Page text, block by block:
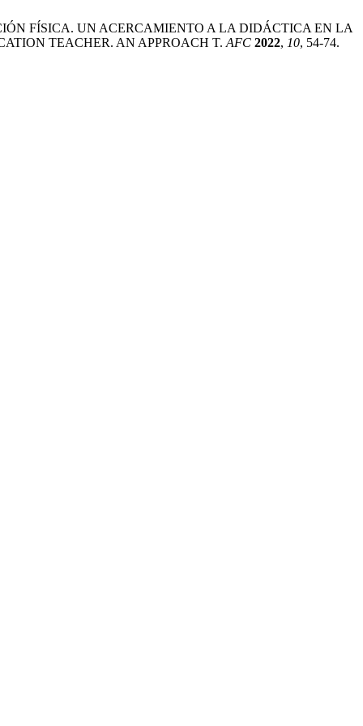
FÍSICA. UN ACERCAMIENTO A LA DIDÁCTICA EN LA
TEACHER. AN APPROACH T. AFC 2022, 10, 54-74.